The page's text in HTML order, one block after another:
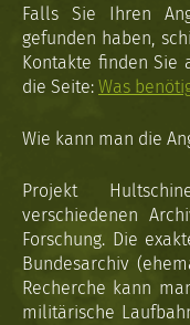
Falls Sie Ihren
gefunden haben,
Kontakte finden Sie
die Seite: Was
Wie kann man die
Projekt
verschiedenen
Forschung. Die
Bundesarchiv
Recherche kann
militärische